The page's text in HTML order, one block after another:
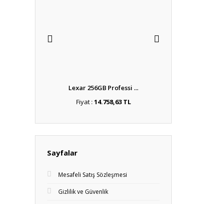
Lexar 256GB Professi ...
Fiyat : 14.758,63 TL
Sayfalar
Mesafeli Satış Sözleşmesi
Gizlilik ve Güvenlik